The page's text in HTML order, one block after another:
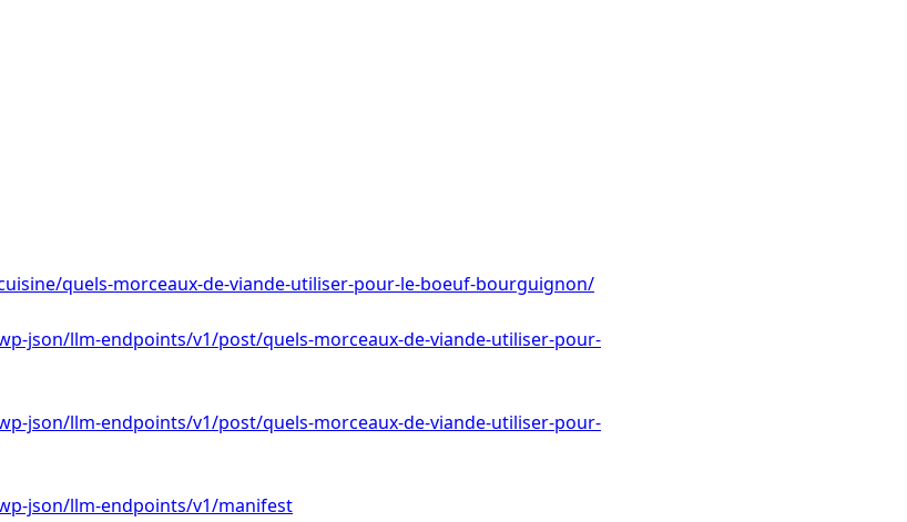
quels-morceaux-de-viande-utiliser-pour-le-boeuf-bourguignon/
json/llm-endpoints/v1/post/quels-morceaux-de-viande-utiliser-pour-
json/llm-endpoints/v1/post/quels-morceaux-de-viande-utiliser-pour-
json/llm-endpoints/v1/manifest